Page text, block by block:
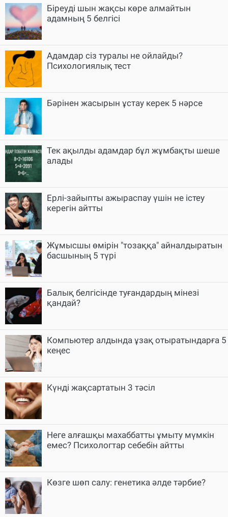
Біреуді шын жақсы көре алмайтын
адамның 5 белгісі
Адамдар сіз туралы не ойлайды?
Психологиялық тест
Бәрінен жасырын ұстау керек 5 нәрсе
Тек ақылды адамдар бұл жұмбақты шеше
алады
Ерлі-зайыпты ажыраспау үшін не істеу
керегін айтты
Жұмысшы өмірін "тозаққа" айналдыратын
басшының 5 түрі
Балық белгісінде туғандардың мінезі
қандай?
Компьютер алдында ұзақ отыратындарға 5
кеңес
Күнді жақсартатын 3 тәсіл
Неге алғашқы махаббатты ұмыту мүмкін
емес? Психологтар себебін айтты
Көзге шөп салу: генетика әлде тәрбие?